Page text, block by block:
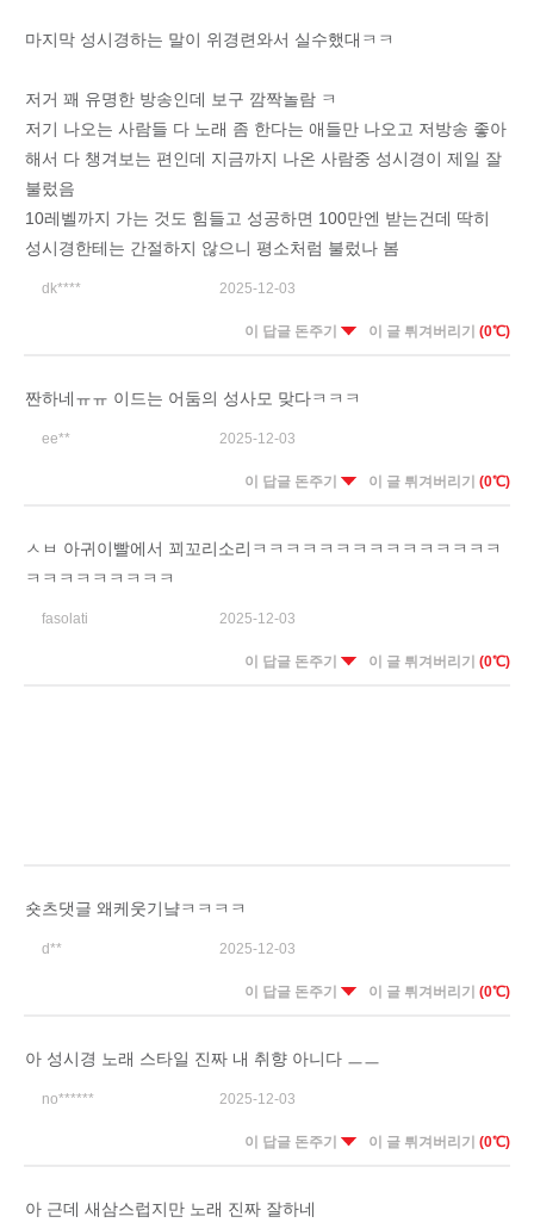
마지막 성시경하는 말이 위경련와서 실수했대ㅋㅋ
저거 꽤 유명한 방송인데 보구 깜짝놀람 ㅋ
저기 나오는 사람들 다 노래 좀 한다는 애들만 나오고 저방송 좋아
해서 다 챙겨보는 편인데 지금까지 나온 사람중 성시경이 제일 잘
불렀음
10레벨까지 가는 것도 힘들고 성공하면 100만엔 받는건데 딱히
성시경한테는 간절하지 않으니 평소처럼 불렀나 봄
dk**** 2025-12-03
이 답글 돈주기 이 글 튀겨버리기 (0℃)
짠하네ㅠㅠ 이드는 어둠의 성사모 맞다ㅋㅋㅋ
ee** 2025-12-03
이 답글 돈주기 이 글 튀겨버리기 (0℃)
ㅅㅂ 아귀이빨에서 꾀꼬리소리ㅋㅋㅋㅋㅋㅋㅋㅋㅋㅋㅋㅋㅋㅋㅋ
ㅋㅋㅋㅋㅋㅋㅋㅋㅋ
fasolati 2025-12-03
이 답글 돈주기 이 글 튀겨버리기 (0℃)
숏츠댓글 왜케웃기냨ㅋㅋㅋㅋ
d** 2025-12-03
이 답글 돈주기 이 글 튀겨버리기 (0℃)
아 성시경 노래 스타일 진짜 내 취향 아니다 ㅡㅡ
no****** 2025-12-03
이 답글 돈주기 이 글 튀겨버리기 (0℃)
아 근데 새삼스럽지만 노래 진짜 잘하네